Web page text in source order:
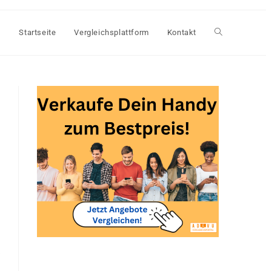
Startseite Vergleichsplattform Kontakt Website-